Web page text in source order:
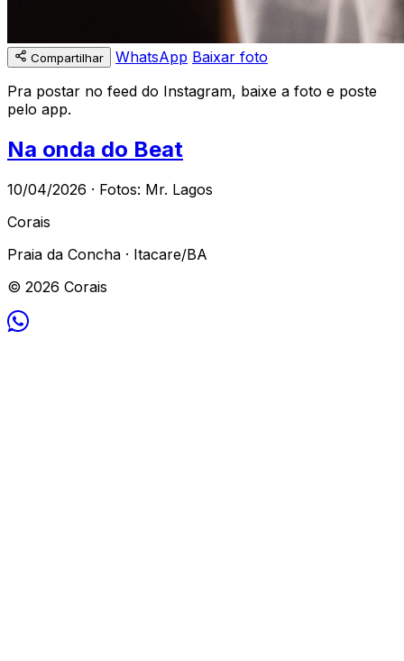
Compartilhar WhatsApp Baixar foto
Pra postar no feed do Instagram, baixe a foto e poste
pelo app.
Na onda do Beat
10/04/2026 · Fotos: Mr. Lagos
Corais
Praia da Concha · Itacare/BA
© 2026 Corais